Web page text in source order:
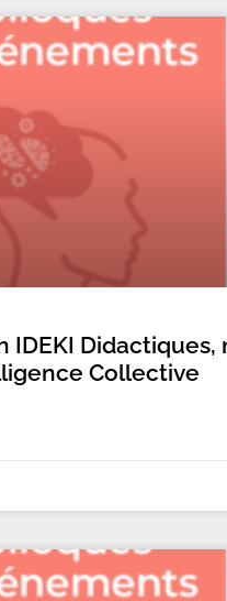
IDEKI Didactiques,
Collective